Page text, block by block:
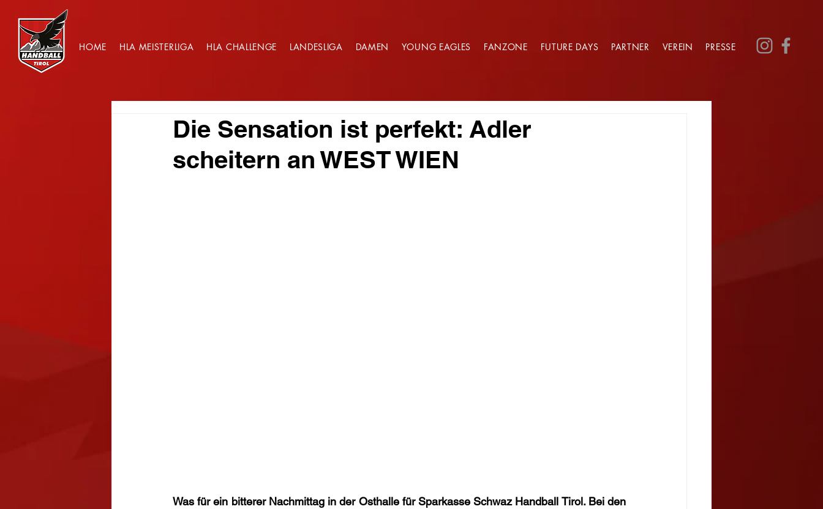
HOME HLA MEISTERLIGA HLA CHALLENGE LANDESLIGA DAMEN YOUNG EAGLES FANZONE FUTURE DAYS PARTNER VEREIN PRESSE
Die Sensation ist perfekt: Adler
scheitern an WEST WIEN
Was für ein bitterer Nachmittag in der Osthalle für Sparkasse Schwaz Handball Tirol. Bei den